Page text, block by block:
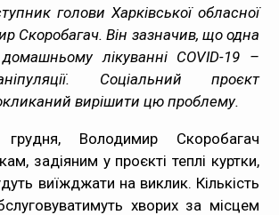
голови Харківської обласної
Скоробагач. Він зазначив, що одна
лікуванні COVID-19 –
Соціальний проєкт
вирішити цю проблему.
Володимир Скоробагач
задіяним у проєкті теплі куртки,
виїжджати на виклик. Кількість
хворих за місцем